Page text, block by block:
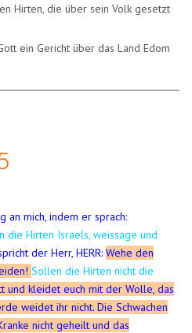
Hirten, die über sein Volk gesetzt
ein Gericht über das Land Edom
an mich, indem er sprach:
die Hirten Israels, weissage und
der Herr, HERR: Wehe den
Sollen die Hirten nicht die
und kleidet euch mit der Wolle, das
weidet ihr nicht.Die Schwachen
nicht geheilt und das